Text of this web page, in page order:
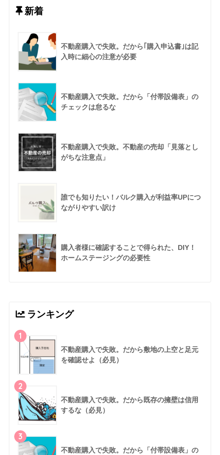
新着
不動産購入で失敗。だから｢購入申込書｣は記
入時に細心の注意が必要
不動産購入で失敗。だから「付帯設備表」の
チェックは怠るな
不動産購入で失敗。不動産の売却「見落とし
がちな注意点」
誰でも知りたい！バルク購入が利益率UPにつ
ながりやすい訳け
購入者様に確認することで得られた、DIY！
ホームステージングの必要性
ランキング
1
不動産購入で失敗。だから敷地の上空と足元
を確認せよ（必見）
2
不動産購入で失敗。だから既存の擁壁は信用
するな（必見）
3
不動産購入で失敗。だから「付帯設備表」の